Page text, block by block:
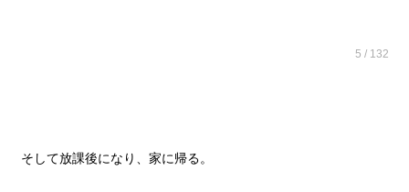
5 / 132
そして放課後になり、家に帰る。